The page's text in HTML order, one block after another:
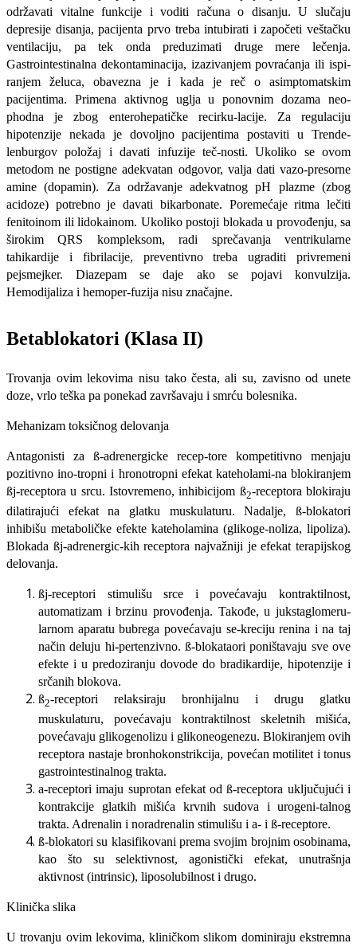
održavati vital­ne funkcije i voditi računa o disanju. U slučaju
depresije disanja, pacijenta prvo treba intubirati i započeti veštačku
ven­tilaciju, pa tek onda preduzimati druge mere lečenja.
Gastrointestinalna dekon­taminacija, izazivanjem povraćanja ili ispi­
ranjem želuca, obavezna je i kada je reč o asimptomatskim
pacijentima. Primena aktivnog uglja u ponovnim dozama neo­
phodna je zbog enterohepatičke recirku-lacije. Za regulaciju
hipotenzije nekada je dovoljno pacijentima postaviti u Trende-
lenburgov položaj i davati infuzije teč-nosti. Ukoliko se ovom
metodom ne po­stigne adekvatan odgovor, valja dati vazo-presorne
amine (dopamin). Za održavanje adekvatnog pH plazme (zbog
acidoze) potrebno je davati bikarbonate. Poreme­ćaje ritma lečiti
fenitoinom ili lidokainom. Ukoliko postoji blokada u provođenju, sa
širokim QRS kompleksom, radi sprečava­nja ventrikularne
tahikardije i fibrilacije, preventivno treba ugraditi privremeni
pejsmejker. Diazepam se daje ako se po­javi konvulzija.
Hemodijaliza i hemoper-fuzija nisu značajne.
Betablokatori (Klasa II)
Trovanja ovim lekovima nisu tako česta, ali su, zavisno od unete
doze, vrlo teška pa ponekad završavaju i smrću bolesnika.
Mehanizam toksičnog delovanja
Antagonisti za ß-adrenergicke recep-tore kompetitivno menjaju
pozitivno ino-tropni i hronotropni efekat kateholami-na blokiranjem
ßj-receptora u srcu. Isto­vremeno, inhibicijom ß2-receptora bloki­raju
dilatirajući efekat na glatku mu­skulaturu. Nadalje, ß-blokatori
inhibišu metaboličke efekte kateholamina (glikoge-noliza, lipoliza).
Blokada ßj-adrenergic-kih receptora najvažniji je efekat terapij­skog
delovanja.
ßj-receptori stimulišu srce i povećava­ju kontraktilnost,
automatizam i brzinu provođenja. Takođe, u jukstaglomeru-
larnom aparatu bubrega povećavaju se-kreciju renina i na taj
način deluju hi-pertenzivno. ß-blokataori poništavaju sve ove
efekte i u predoziranju dovode do bradikardije, hipotenzije i
srčanih blokova.
ß2-receptori relaksiraju bronhijalnu i drugu glatku
muskulaturu, povećavaju kontraktilnost skeletnih mišića,
pove­ćavaju glikogenolizu i glikoneogenezu. Blokiranjem ovih
receptora nastaje bronhokonstrikcija, povećan motilitet i tonus
gastrointestinalnog trakta.
a-receptori imaju suprotan efekat od ß-receptora uključujući i
kontrakcije glatkih mišića krvnih sudova i urogeni-talnog
trakta. Adrenalin i noradrenalin stimulišu i a- i ß-receptore.
ß-blokatori su klasifikovani prema svo­jim brojnim osobinama,
kao što su se­lektivnost, agonistički efekat, unutra­šnja
aktivnost (intrinsic), liposolubilnost i drugo.
Klinička slika
U trovanju ovim lekovima, kliničkom slikom dominiraju ekstremna